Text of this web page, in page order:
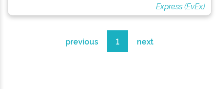
Express (EvEx)
previous 1 next